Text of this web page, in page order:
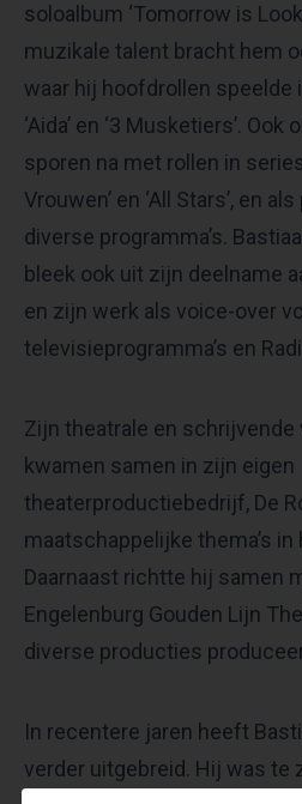
soloalbum ‘Tomorrow is
muzikale talent bracht hem
waar hij hoofdrollen speelde
‘Aida’ en ‘3 Musketiers’.
sporen na met rollen in
Vrouwen’ en ‘All Stars’, en
diverse programma’s.
bleek ook uit zijn deelname
en zijn werk als voice-over
televisieprogramma’s en
Zijn theatrale en schrijvende
kwamen samen in zijn eigen
theaterproductiebedrijf, De
maatschappelijke thema’s
Daarnaast richtte hij samen
Engelenburg Gouden Lijn
diverse producties
In recentere jaren heeft
verder uitgebreid. Hij was te